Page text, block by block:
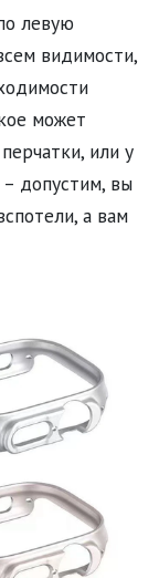
левую
видимости,
может
или у
– допустим, вы
а вам